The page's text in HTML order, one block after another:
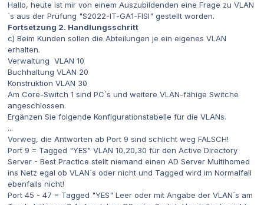
Hallo, heute ist mir von einem Auszubildenden eine Frage zu VLAN
´s aus der Prüfung "S2022-IT-GA1-FISI" gestellt worden.
Fortsetzung 2. Handlungsschritt
c) Beim Kunden sollen die Abteilungen je ein eigenes VLAN
erhalten.
Verwaltung VLAN 10
Buchhaltung VLAN 20
Konstruktion VLAN 30
Am Core-Switch 1 sind PC´s und weitere VLAN-fähige Switche
angeschlossen.
Ergänzen Sie folgende Konfigurationstabelle für die VLANs.
...
Vorweg, die Antworten ab Port 9 sind schlicht weg FALSCH!
Port 9 = Tagged "YES" VLAN 10,20,30 für den Active Directory
Server - Best Practice stellt niemand einen AD Server Multihomed
ins Netz egal ob VLAN´s oder nicht und Tagged wird im Normalfall
ebenfalls nicht!
Port 45 - 47 = Tagged "YES" Leer oder mit Angabe der VLAN´s am